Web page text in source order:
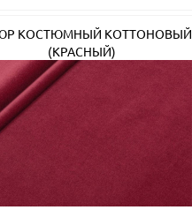
КОСТЮМНЫЙ КОТТОНОВЫЙ
(КРАСНЫЙ)